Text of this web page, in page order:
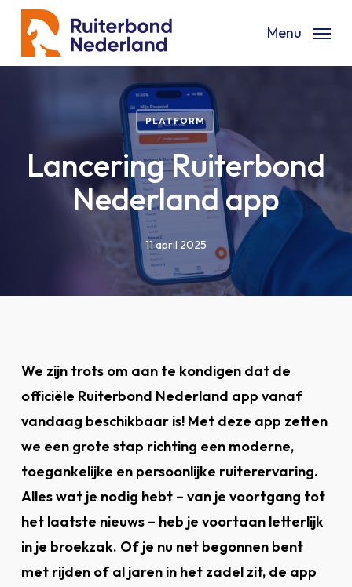
Skip
main
Menu
PLATFORM
Lancering Ruiterbond
Nederland app
11 april 2025
We zijn trots om aan te kondigen dat de
officiële Ruiterbond Nederland app vanaf
vandaag beschikbaar is! Met deze app zetten
we een grote stap richting een moderne,
toegankelijke en persoonlijke ruiterervaring.
Alles wat je nodig hebt – van je voortgang tot
het laatste nieuws – heb je voortaan letterlijk
in je broekzak. Of je nu net begonnen bent
met rijden of al jaren in het zadel zit, de app